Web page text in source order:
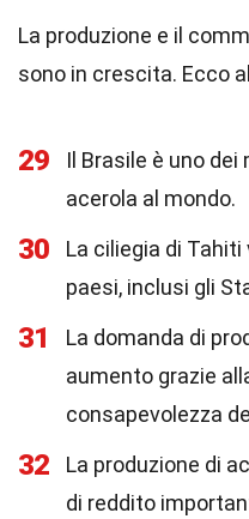
La produzione e il
sono in crescita. Ecco
29
Il Brasile è uno
acerola al mondo.
30
La ciliegia di
paesi, inclusi gli
31
La domanda di
aumento grazie
consapevolezza
32
La produzione di
di reddito